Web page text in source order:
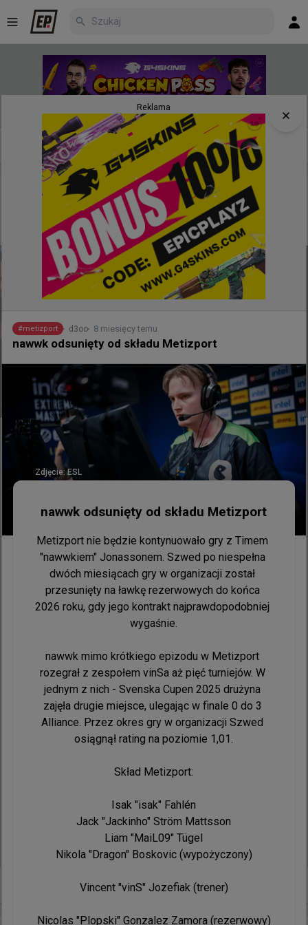
Nowe Najpopularniejsze Poczekalnia
autimatic TombStone godzinę temu
Stewie2K, autimatic i Skadoodle jadą na lana. WaR na
liście uczestników FRAG St. Louis
Stewie2K, autimatic i Skadoodle jadą na
lana. WaR na liście uczestników FRAG
St. Louis
Ekipa Without a Roof (WaR), w której barwach
występuje aż trzech triumfatorów Majora z 2018
FRAG Midwest: St. Louis.
Trzon WaR tworzą legendarni zawodnicy: Jake
"Stewie2K" Yip, Timothy "autimatic" Ta oraz Tyler
"Skadoodle" Latham. Skład uzupełniają równie
rozpoznawalni na tamtejszym podwórku Vincent
"Brehze" Cayonte oraz Justin "FaNg" Coakley.
30 sierpnia. Wśród rywali WaR na lanie w St. Louis
zobaczymy takie formacje jak LAG, Lotus,
NuTorious, DETONATE, regain, SportsBetExpert
czy Wanted Goons.
Skład Without a Roof:
Timothy "autimatic" Ta
Vincent "Brehze" Cayonte
Justin "FaNg" Coakley
Reklama
#metizport d3oo 8 miesięcy temu
nawwk odsunięty od składu Metizport
Zdjęcie: ESL
nawwk odsunięty od składu Metizport
Metizport nie będzie kontynuowało gry z Timem
"⁠nawwkiem⁠" Jonassonem. Szwed po niespełna
dwóch miesiącach gry w organizacji został
przesunięty na ławkę rezerwowych do końca
2026 roku, gdy jego kontrakt najprawdopodobniej
wygaśnie.
nawwk mimo krótkiego epizodu w Metizport
rozegrał z zespołem vinSa aż pięć turniejów. W
jednym z nich - Svenska Cupen 2025 drużyna
zajęła drugie miejsce, ulegając w finale 0 do 3
Alliance. Przez okres gry w organizacji Szwed
osiągnął rating na poziomie 1,01.
Skład Metizport:
Isak "⁠isak⁠" Fahlén
Jack "⁠Jackinho⁠" Ström Mattsson
Liam "⁠MaiL09⁠" Tügel
Nikola "⁠Dragon⁠" Boskovic (wypożyczony)
Vincent "⁠vinS⁠" Jozefiak (trener)
Nicolas "⁠Plopski⁠" Gonzalez Zamora (rezerwowy)